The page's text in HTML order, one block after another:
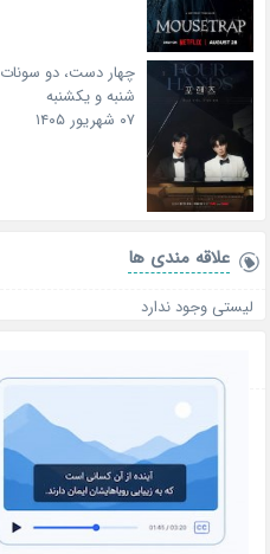
چهار دست، دو سونات
شنبه و یکشنبه
۰۷ شهریور ۱۴۰۵
علاقه‌ مندی ها
لیستی وجود ندارد